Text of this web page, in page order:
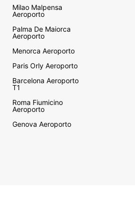
Milao Malpensa
Aeroporto
Palma De Maiorca
Aeroporto
Menorca Aeroporto
Paris Orly Aeroporto
Barcelona Aeroporto
T1
Roma Fiumicino
Aeroporto
Genova Aeroporto